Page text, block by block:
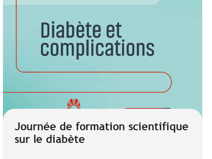
Journée de formation scientifique
sur le diabète